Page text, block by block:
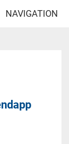
NAVIGATION